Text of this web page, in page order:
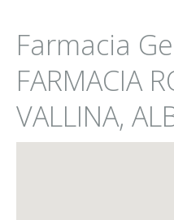
Farmacia
FARMACIA
VALLINA,